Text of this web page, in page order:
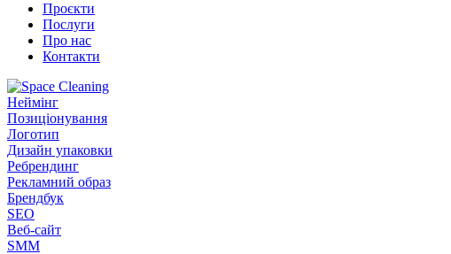
Проєкти
Послуги
Про нас
Контакти
Неймінг
Позиціонування
Логотип
Дизайн упаковки
Ребрендинг
Рекламний образ
Брендбук
SEO
Веб-сайт
SMM